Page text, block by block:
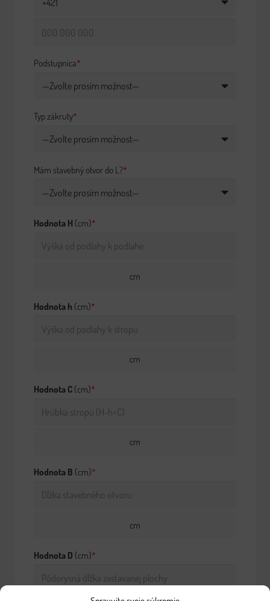
Podstupnica*
Typ zákruty*
Mám stavebný otvor do L?*
Hodnota H (cm)*
cm
Hodnota h (cm)*
cm
Hodnota C (cm)*
cm
Hodnota B (cm)*
cm
Hodnota D (cm)*